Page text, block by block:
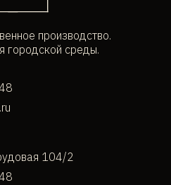
производство.
среды.
104/2